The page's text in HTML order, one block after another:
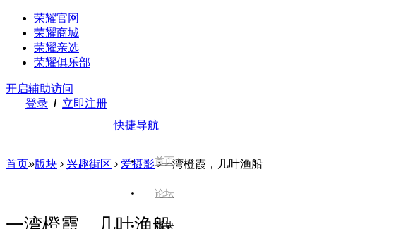
荣耀官网
荣耀商城
荣耀亲选
荣耀俱乐部
开启辅助访问
登录 / 立即注册
快捷导航
首页
论坛
版块
首页»版块 › 兴趣街区 › 爱摄影 ›一湾橙霞，几叶渔船